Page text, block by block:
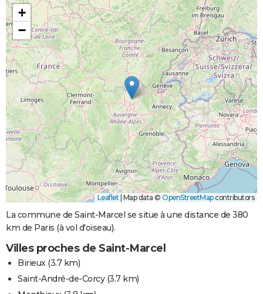
+
−
Leaflet Map data © OpenStreetMapcontributors
La commune de Saint-Marcel se situe à une distance de 380
km de Paris (à vol d'oiseau).
Villes proches de Saint-Marcel
Birieux(3.7 km)
Saint-André-de-Corcy(3.7 km)